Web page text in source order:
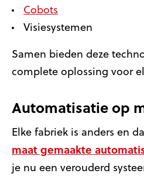
Cobots
Visiesystemen
Samen bieden deze
complete oplossing voor
Automatisatie op
Elke fabriek is anders en
maat gemaakte
je nu een verouderd